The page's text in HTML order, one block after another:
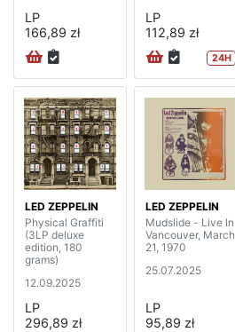
LP
166,89 zł
LP
112,89 zł
24H
LED ZEPPELIN
Physical Graffiti
(3LP deluxe
edition, 180
grams)
12.09.2025
LP
296,89 zł
LED ZEPPELIN
Mudslide - Live In
Vancouver, March
21, 1970
25.07.2025
LP
95,89 zł